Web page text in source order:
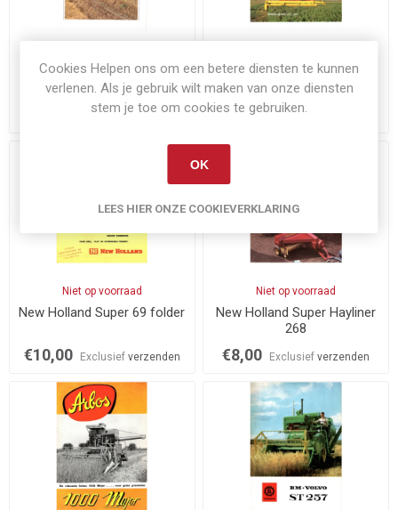
New Holland D1000 folder
Exclusief verzenden
New Holland Speedrower
€15,00 Exclusief
Niet op voorraad
New Holland Super 69 folder
€10,00 Exclusief verzenden
Niet op voorraad
New Holland Super Hayliner
268
€8,00 Exclusiefverzenden
Cookies Helpen ons om een betere diensten te kunnen
verlenen. Als je gebruik wilt maken van onze diensten
stem je toe om cookies te gebruiken.
OK
LEES HIER ONZE COOKIEVERKLARING